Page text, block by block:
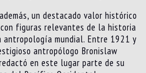
un destacado valor histórico
figuras relevantes de la historia
antropología mundial. Entre 1921 y
antropólogo Bronislaw
en este lugar parte de su